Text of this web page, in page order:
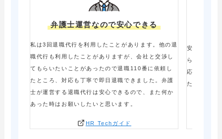
弁護士運営なので安心できる
私は3回退職代行を利用したことがあります。他の退
職代行も利用したことがありますが、会社と交渉し
てもらいたいことがあったので退職110番に依頼し
たところ、対応も丁寧で即日退職できました。弁護
士が運営する退職代行は安心できるので、また何か
あった時はお願いしたいと思います。
HR Techガイド
安いのはガ
ら退職110
応がよく、
たのでオス